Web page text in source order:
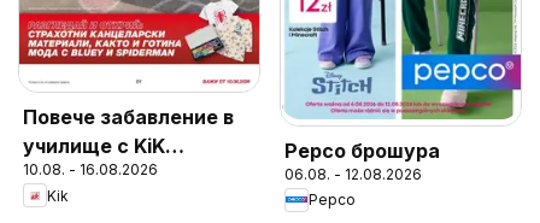
Повече забавление в
училище с KiK
предложения
10.08. - 16.08.2026
Kik
Pepco брошура
06.08. - 12.08.2026
Pepco